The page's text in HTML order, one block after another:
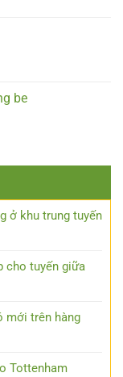
be
ở khu trung tuyến
cho tuyến giữa
mới trên hàng
Tottenham